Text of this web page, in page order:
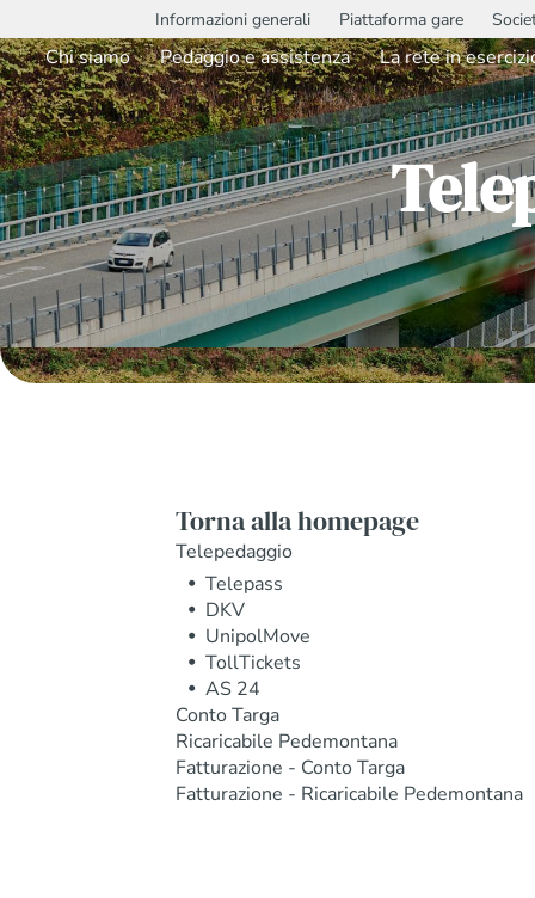
Informazioni generali Piattaforma gare
Chi siamo Pedaggio e assistenza La rete in
Torna alla homepage
Telepedaggio
Telepass
DKV
UnipolMove
TollTickets
AS 24
Conto Targa
Ricaricabile Pedemontana
Fatturazione - Conto Targa
Fatturazione - Ricaricabile Pedemontana